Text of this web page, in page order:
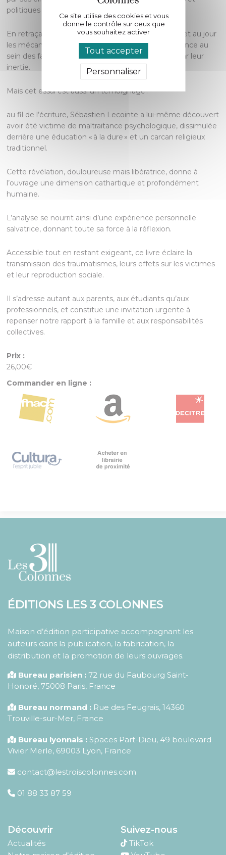
politiques de la violence domestique.
En retraçant trois années de recherche, l’auteur met au jour
les mécanismes invisibles qui perpétuent la souffrance au
sein des familles et la complicité des institutions par leur
inertie.
Mais cet essai est aussi un témoignage :
au fil de l’écriture, Sébastien Lecointe a lui-même découvert
avoir été victime de maltraitance psychologique, dissimulée
derrière une éducation « à la dure » et un carcan religieux
traditionnel.
Cette révélation, douloureuse mais libératrice, donne à
l’ouvrage une dimension cathartique et profondément
humaine.
L’analyse se nourrit ainsi d’une expérience personnelle
salvatrice, donnant toute sa force à la réflexion.
Accessible tout en restant exigeant, ce livre éclaire la
transmission des traumatismes, leurs effets sur les victimes
et leur reproduction sociale.
Il s’adresse autant aux parents, aux étudiants qu’aux
professionnels, et constitue une invitation urgente à
repenser notre rapport à la famille et aux responsabilités
collectives.
Prix :
26,00€
Commander en ligne :
ÉDITIONS LES 3 COLONNES
Maison d’édition participative accompagnant les
auteurs dans la publication, la fabrication, la
distribution et la promotion de leurs ouvrages.
Bureau parisien : 72 rue du Faubourg Saint-
Honoré, 75008 Paris, France
Bureau normand : Rue des Feugrais, 14360
Trouville-sur-Mer, France
Bureau lyonnais : Spaces Part-Dieu, 49 boulevard
Vivier Merle, 69003 Lyon, France
contact@lestroiscolonnes.com
01 88 33 87 59
Découvrir
Actualités
Suivez-nous
TikTok
Ce site utilise des cookies et vous
donne le contrôle sur ceux que
vous souhaitez activer
Tout accepter
Personnaliser